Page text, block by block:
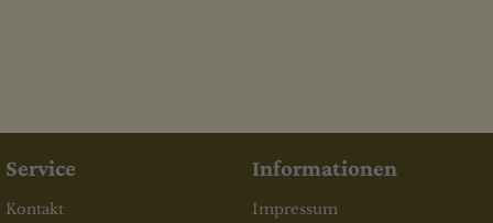
Service
Kontakt
Informationen
Impressum